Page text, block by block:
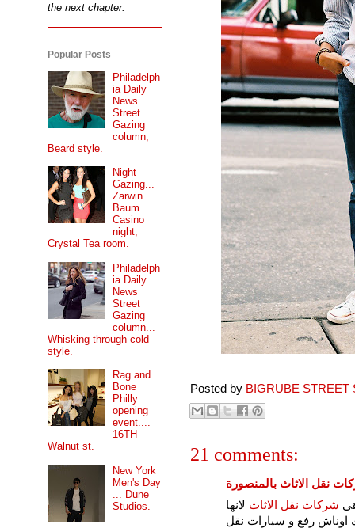
Posted by BIGRUBE STREET
21 comments:
نقل الاثاث بالمنصورة
شركات نقل الاثاث لانها
اوناش رفع و سيارات نقل
the next chapter.
Popular Posts
Philadelph
ia Daily
News
Street
Gazing
column,
Beard style.
Night
Gazing...
Zarwin
Baum
Casino
night,
Crystal Tea room.
Philadelph
ia Daily
News
Street
Gazing
column...
Whisking through cold
style.
Rag and
Bone
Philly
opening
event....
16TH
Walnut st.
New York
Men's Day
... Dune
Studios.